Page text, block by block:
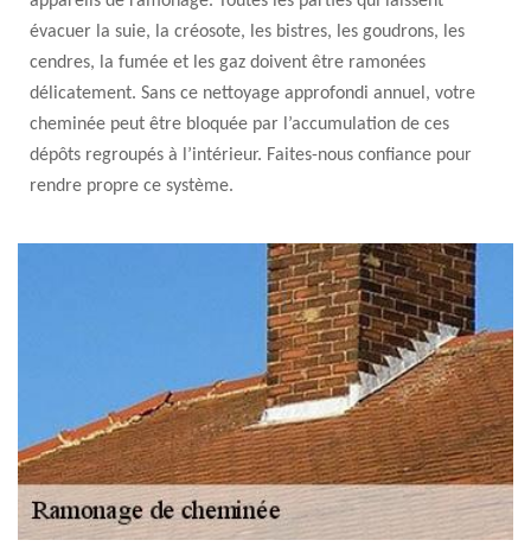
évacuer la suie, la créosote, les bistres, les goudrons, les
cendres, la fumée et les gaz doivent être ramonées
délicatement. Sans ce nettoyage approfondi annuel, votre
cheminée peut être bloquée par l’accumulation de ces
dépôts regroupés à l’intérieur. Faites-nous confiance pour
rendre propre ce système.